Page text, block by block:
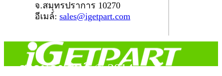
จ.สมุทรปราการ 10270
อีเมล์: sales@igetpart.com
สงวนลิขสิทธิ์ © 2014